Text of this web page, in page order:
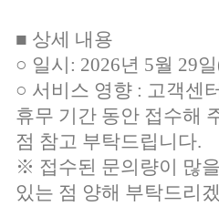
■ 상세 내용
○ 일시: 2026년 5월 29
○ 서비스 영향 : 고객센
휴무 기간 동안 접수해
점 참고 부탁드립니다.
※ 접수된 문의량이 많
있는 점 양해 부탁드리